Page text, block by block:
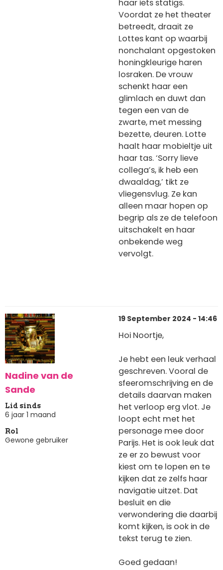
haar iets statigs.
Voordat ze het theater
betreedt, draait ze
Lottes kant op waarbij
nonchalant opgestoken
honingkleurige haren
losraken. De vrouw
schenkt haar een
glimlach en duwt dan
tegen een van de
zwarte, met messing
bezette, deuren. Lotte
haalt haar mobieltje uit
haar tas. ‘Sorry lieve
collega’s, ik heb een
dwaaldag,’ tikt ze
vliegensvlug. Ze kan
alleen maar hopen op
begrip als ze de telefoon
uitschakelt en haar
onbekende weg
vervolgt.
Nadine van de
Sande
Lid sinds
6 jaar 1 maand
Rol
Gewone gebruiker
19 September 2024 - 14:46
Hoi Noortje,
Je hebt een leuk verhaal
geschreven. Vooral de
sfeeromschrijving en de
details daarvan maken
het verloop erg vlot. Je
loopt echt met het
personage mee door
Parijs. Het is ook leuk dat
ze er zo bewust voor
kiest om te lopen en te
kijken dat ze zelfs haar
navigatie uitzet. Dat
besluit en die
verwondering die daarbij
komt kijken, is ook in de
tekst terug te zien.
Goed gedaan!